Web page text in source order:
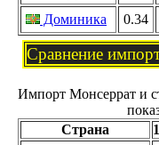
Доминика 0.34
Сравнение
Импорт Монсеррат и
Страна